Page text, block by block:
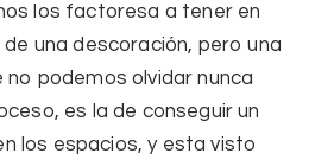
los factoresa a tener en
una descoración, pero una
no podemos olvidar nunca
es la de conseguir un
los espacios, y esta visto